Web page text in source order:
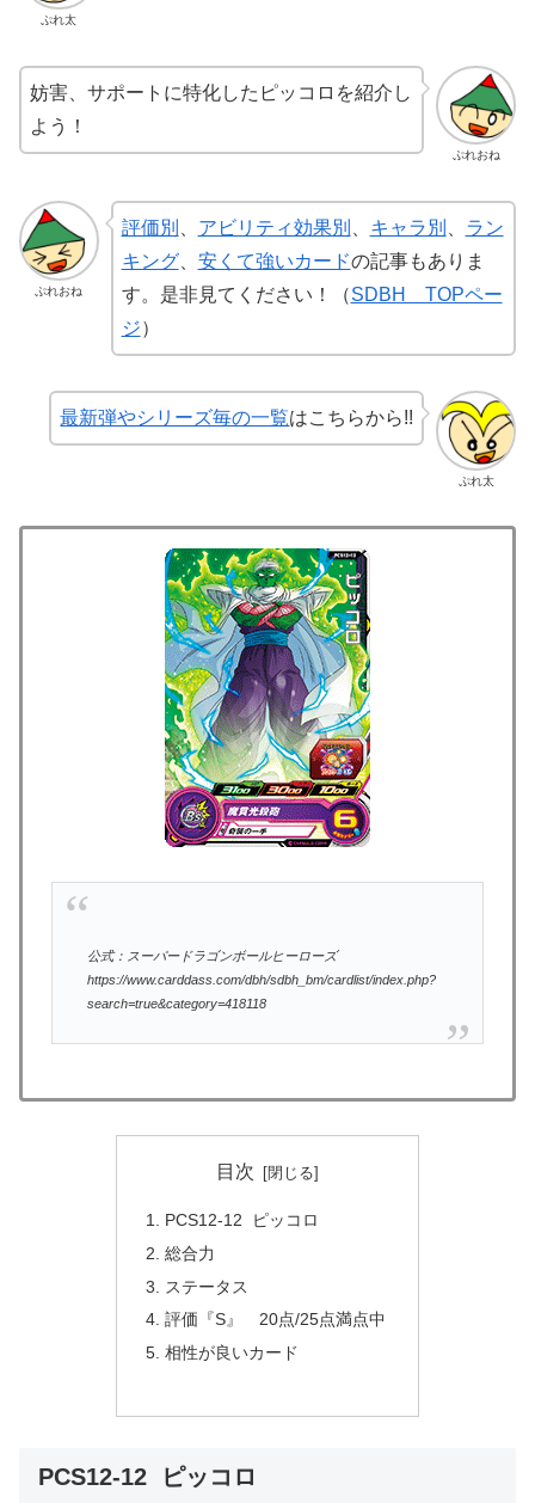
ぷれ太
ぷれおね
妨害、サポートに特化したピッコロを紹介し
よう！
ぷれおね
評価別 アビリティ効果別 キャラ別
ラン
キング、 安くて強いカードの記事もありま
す。是非見てください！（SDBH TOPペー
ジ）
ぷれ太
最新弾やシリーズ毎の一覧はこちらから!!
公式：スーパードラゴンボールヒーローズ
https://www.carddass.com/dbh/sdbh_bm/cardlist/index.php?
search=true&category=418118
目次
PCS12-12 ピッコロ
総合力
ステータス
評価『S』 20点/25点満点中
相性が良いカード
PCS12-12 ピッコロ